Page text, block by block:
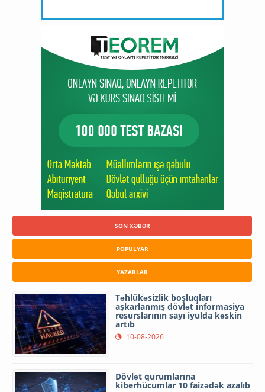
SON XƏBƏR
POPULYAR
YAZARLAR
Təhlükəsizlik boşluqları
aşkarlanmış dövlət informasiya
resurslarının sayı iyulda kəskin
artıb
10-08-2026
Dövlət qurumlarına
kiberhücumlar 10 faizədək azalıb